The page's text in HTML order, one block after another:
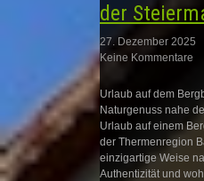
der
27. Dezember 2025
Keine Kommentare
Urlaub auf dem
Naturgenuss nahe
Urlaub auf einem
der Thermenregion
einzigartige Weise
Authentizität und